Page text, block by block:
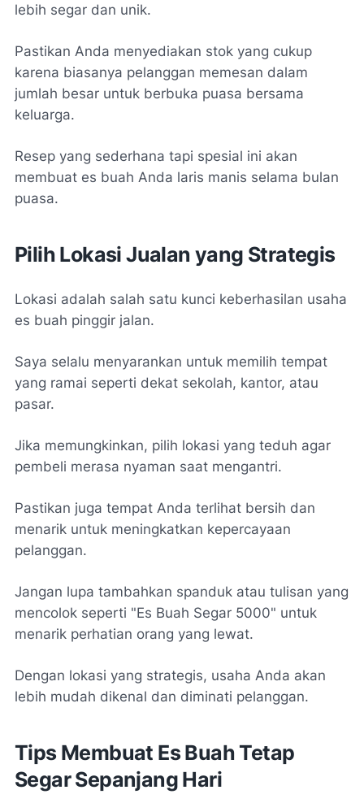
lebih segar dan unik.
Pastikan Anda menyediakan stok yang cukup
karena biasanya pelanggan memesan dalam
jumlah besar untuk berbuka puasa bersama
keluarga.
Resep yang sederhana tapi spesial ini akan
membuat es buah Anda laris manis selama bulan
puasa.
Pilih Lokasi Jualan yang Strategis
Lokasi adalah salah satu kunci keberhasilan usaha
es buah pinggir jalan.
Saya selalu menyarankan untuk memilih tempat
yang ramai seperti dekat sekolah, kantor, atau
pasar.
Jika memungkinkan, pilih lokasi yang teduh agar
pembeli merasa nyaman saat mengantri.
Pastikan juga tempat Anda terlihat bersih dan
menarik untuk meningkatkan kepercayaan
pelanggan.
Jangan lupa tambahkan spanduk atau tulisan yang
mencolok seperti "Es Buah Segar 5000" untuk
menarik perhatian orang yang lewat.
Dengan lokasi yang strategis, usaha Anda akan
lebih mudah dikenal dan diminati pelanggan.
Tips Membuat Es Buah Tetap
Segar Sepanjang Hari